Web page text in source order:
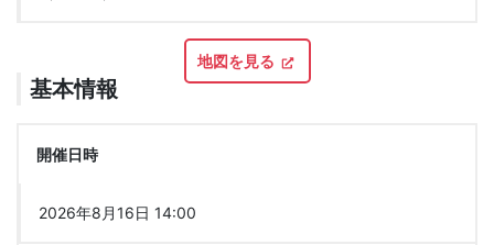
地図を見る
基本情報
開催日時
2026年8月16日 14:00